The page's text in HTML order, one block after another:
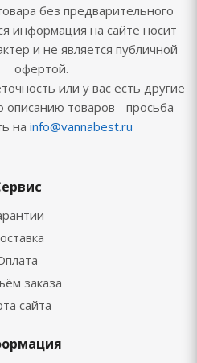
без предварительного
информация на сайте носит
и не является публичной
офертой.
или у вас есть другие
описанию товаров - просьба
на info@vannabest.ru
заказа
сайта